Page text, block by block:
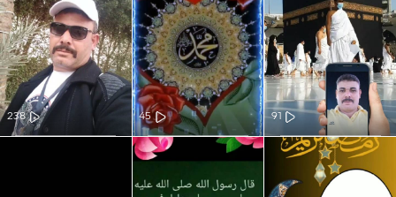
91
45
238